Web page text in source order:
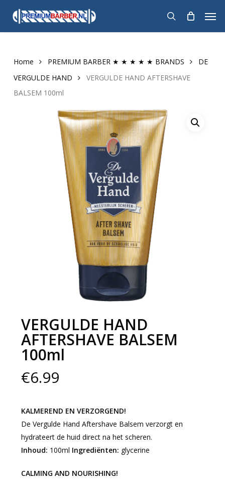
main
search
Home PREMIUM BARBER ★ ★ ★ ★ ★ BRANDS
DE
VERGULDE HAND
VERGULDE HAND AFTERSHAVE
BALSEM 100ml
VERGULDE HAND
AFTERSHAVE BALSEM
100ml
€6.99
KALMEREND EN VERZORGEND!
De Vergulde Hand Aftershave Balsem verzorgt en
hydrateert de huid direct na het scheren.
Inhoud: 100ml Ingrediënten: glycerine
CALMING AND NOURISHING!